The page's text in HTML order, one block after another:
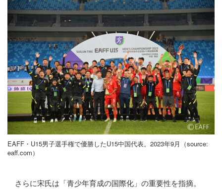
EAFF・U15男子選手権で優勝したU15中国代表。2023年9月（source:
eaff.com）
さらに宋氏は「青少年育成の国際化」の重要性を指摘。